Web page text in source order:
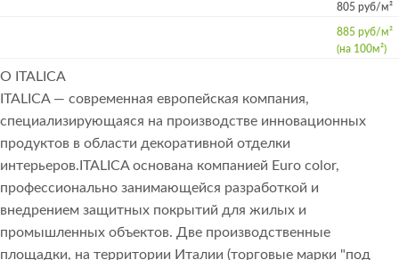
805 руб/м²
885 руб/м²
(на 100м²)
О ITALICA
ITALICA — современная европейская компания,
специализирующаяся на производстве инновационных
продуктов в области декоративной отделки
интерьеров.ITALICA основана компанией Euro color,
профессионально занимающейся разработкой и
внедрением защитных покрытий для жилых и
промышленных объектов. Две производственные
площадки, на территории Италии (торговые марки "под